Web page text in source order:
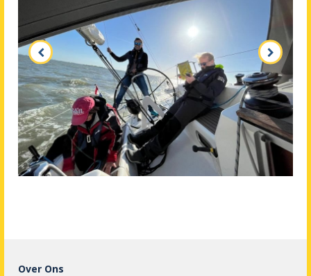
Over Ons